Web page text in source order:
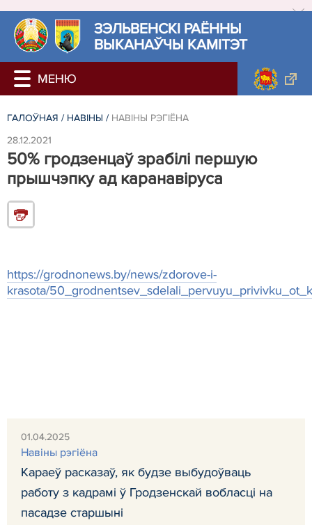
ЗЭЛЬВЕНСКІ РАЁННЫ
ВЫКАНАЎЧЫ КАМІТЭТ
ГАЛОЎНАЯ / НАВIНЫ / НАВIНЫ РЭГIЁНА
28.12.2021
50% гродзенцаў зрабілі першую
прышчэпку ад каранавіруса
https://grodnonews.by/news/zdorove-i-
krasota/
01.04.2025
Навiны рэгiёна
Караеў расказаў, як будзе выбудоўваць
работу з кадрамі ў Гродзенскай вобласці на
пасадзе старшыні